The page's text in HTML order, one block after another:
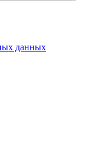
данных